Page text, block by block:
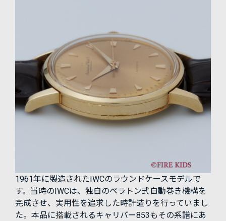
1961年に製造されたIWCのラウンドケースモデルで
す。当時のIWCは、独自のペラトン式自動巻き機構を
完成させ、実用性を追求した時計造りを行っていまし
た。本品に搭載されるキャリバー853もその系譜にあ